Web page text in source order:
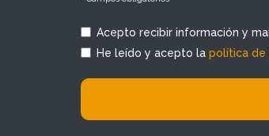
Acepto recibir información y
He leído y acepto la política de